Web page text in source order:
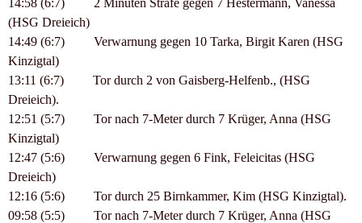
14:58 (6:7) 2 Minuten Strafe gegen 7 Hestermann, Vanessa
(HSG Dreieich)
14:49 (6:7) Verwarnung gegen 10 Tarka, Birgit Karen (HSG
Kinzigtal)
13:11 (6:7) Tor durch 2 von Gaisberg-Helfenb., (HSG
Dreieich).
12:51 (5:7) Tor nach 7-Meter durch 7 Krüger, Anna (HSG
Kinzigtal)
12:47 (5:6) Verwarnung gegen 6 Fink, Feleicitas (HSG
Dreieich)
12:16 (5:6) Tor durch 25 Birnkammer, Kim (HSG Kinzigtal).
09:58 (5:5) Tor nach 7-Meter durch 7 Krüger, Anna (HSG